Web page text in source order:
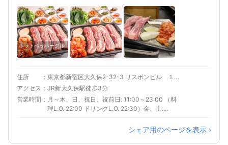
ホットペッパーグル
メ
住所
東京都新宿区大久保2-32-3 リスボンビル １Ｆ
アクセス
JR新大久保駅徒歩3分
営業時間
月～木、日、祝日、祝前日: 11:00～23:00 （料
理L.O. 22:00 ドリンクL.O. 22:30）金、土:
シェア用のページを表示 ›